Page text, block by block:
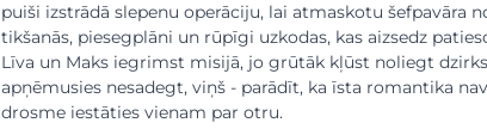
puiši izstrādā slepenu operāciju, lai atmaskotu šefpavāra
tikšanās, piesegplāni un rūpīgi uzkodas, kas aizsedz
Līva un Maks iegrimst misijā, jo grūtāk kļūst noliegt
apņēmusies nesadegt, viņš - parādīt, ka īsta romantika
drosme iestāties vienam par otru.